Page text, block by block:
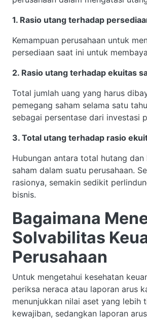
1. Rasio utang terhadap
Kemampuan perusahaan untuk
persediaan saat ini untuk
2. Rasio utang terhadap ekuitas
Total jumlah uang yang harus
pemegang saham selama satu
sebagai persentase dari investasi
3. Total utang terhadap rasio
Hubungan antara total hutang dan
saham dalam suatu perusahaan.
rasionya, semakin sedikit
bisnis.
Bagaimana
Solvabilitas
Perusahaan
Untuk mengetahui kesehatan
periksa neraca atau laporan arus
menunjukkan nilai aset yang lebih
kewajiban, sedangkan laporan